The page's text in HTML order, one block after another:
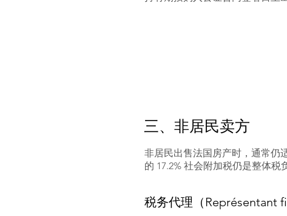
三、非居民卖方
非居民出售法国房产时，通常仍
的 17.2% 社会附加税仍是整体税
税务代理（Représentant